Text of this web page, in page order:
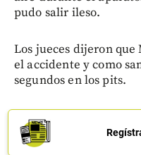
pudo salir ileso.
Los jueces dijeron
el accidente y como
segundos en los pits.